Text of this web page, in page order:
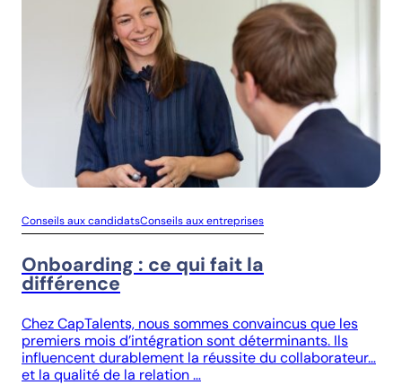
Conseils aux candidatsConseils aux entreprises
Onboarding : ce qui fait la
différence
Chez CapTalents, nous sommes convaincus que les
premiers mois d’intégration sont déterminants. Ils
influencent durablement la réussite du collaborateur…
et la qualité de la relation …